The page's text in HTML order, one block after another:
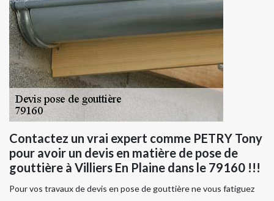
Contactez un vrai expert comme PETRY Tony
pour avoir un devis en matière de pose de
gouttière à Villiers En Plaine dans le 79160 !!!
Pour vos travaux de devis en pose de gouttière ne vous fatiguez